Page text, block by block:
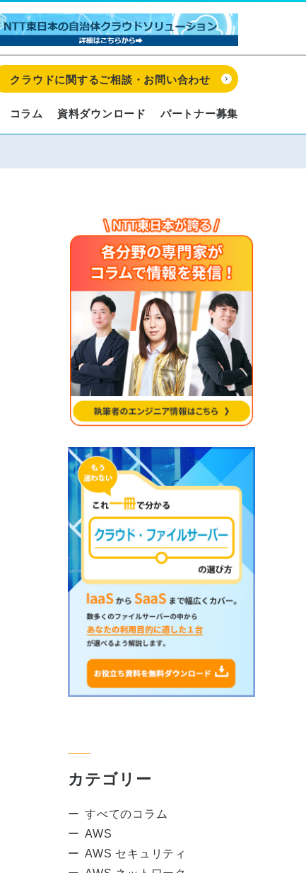
コラム 資料ダウンロード パートナー募集
クラウドに関するご相談・お問い合わせ
カテゴリー
すべてのコラム
AWS
AWS セキュリティ